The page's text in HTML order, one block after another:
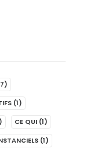
(1)
CE QUI (1)
(1)